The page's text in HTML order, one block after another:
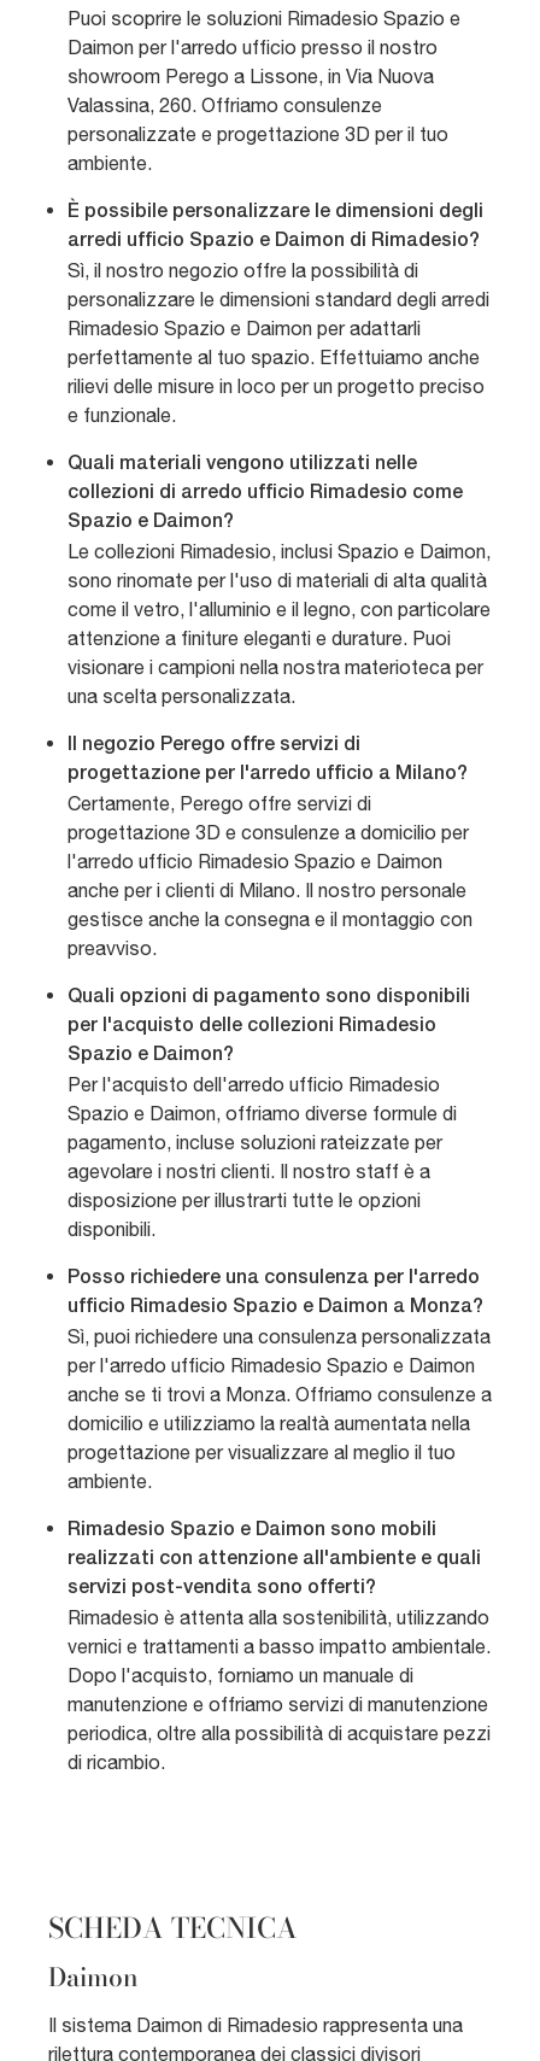
Puoi scoprire le soluzioni Rimadesio Spazio e
Daimon per l'arredo ufficio presso il nostro
showroom Perego a Lissone, in Via Nuova
Valassina, 260. Offriamo consulenze
personalizzate e progettazione 3D per il tuo
ambiente.
È possibile personalizzare le dimensioni degli
arredi ufficio Spazio e Daimon di Rimadesio?
Sì, il nostro negozio offre la possibilità di
personalizzare le dimensioni standard degli arredi
Rimadesio Spazio e Daimon per adattarli
perfettamente al tuo spazio. Effettuiamo anche
rilievi delle misure in loco per un progetto preciso
e funzionale.
Quali materiali vengono utilizzati nelle
collezioni di arredo ufficio Rimadesio come
Spazio e Daimon?
Le collezioni Rimadesio, inclusi Spazio e Daimon,
sono rinomate per l'uso di materiali di alta qualità
come il vetro, l'alluminio e il legno, con particolare
attenzione a finiture eleganti e durature. Puoi
visionare i campioni nella nostra materioteca per
una scelta personalizzata.
Il negozio Perego offre servizi di
progettazione per l'arredo ufficio a Milano?
Certamente, Perego offre servizi di
progettazione 3D e consulenze a domicilio per
l'arredo ufficio Rimadesio Spazio e Daimon
anche per i clienti di Milano. Il nostro personale
gestisce anche la consegna e il montaggio con
preavviso.
Quali opzioni di pagamento sono disponibili
per l'acquisto delle collezioni Rimadesio
Spazio e Daimon?
Per l'acquisto dell'arredo ufficio Rimadesio
Spazio e Daimon, offriamo diverse formule di
pagamento, incluse soluzioni rateizzate per
agevolare i nostri clienti. Il nostro staff è a
disposizione per illustrarti tutte le opzioni
disponibili.
Posso richiedere una consulenza per l'arredo
ufficio Rimadesio Spazio e Daimon a Monza?
Sì, puoi richiedere una consulenza personalizzata
per l'arredo ufficio Rimadesio Spazio e Daimon
anche se ti trovi a Monza. Offriamo consulenze a
domicilio e utilizziamo la realtà aumentata nella
progettazione per visualizzare al meglio il tuo
ambiente.
Rimadesio Spazio e Daimon sono mobili
realizzati con attenzione all'ambiente e quali
servizi post-vendita sono offerti?
Rimadesio è attenta alla sostenibilità, utilizzando
vernici e trattamenti a basso impatto ambientale.
Dopo l'acquisto, forniamo un manuale di
manutenzione e offriamo servizi di manutenzione
periodica, oltre alla possibilità di acquistare pezzi
di ricambio.
SCHEDA TECNICA
Daimon
Il sistema Daimon di Rimadesio rappresenta una
rilettura contemporanea dei classici divisori